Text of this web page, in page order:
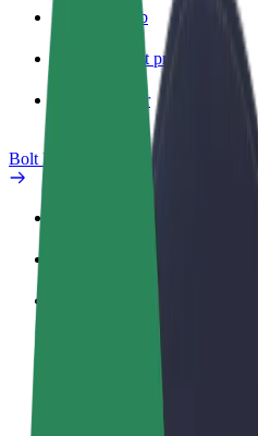
Säkerhetslabb
Rapportera ett problem
Vanliga frågor
Bolt Plus